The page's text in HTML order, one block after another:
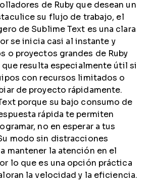
de Ruby que desean un
su flujo de trabajo, el
de Sublime Text es una clara
se inicia casi al instante y
o proyectos grandes de Ruby
resulta especialmente útil si
con recursos limitados o
de proyecto rápidamente.
porque su bajo consumo de
rápida te permiten
no en esperar a tus
modo sin distracciones
mantener la atención en el
lo que es una opción práctica
la velocidad y la eficiencia.